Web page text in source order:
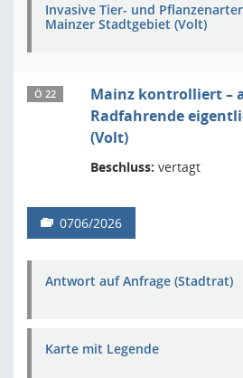
Invasive Tier- und
Mainzer Stadtgebiet (Volt)
Ö 22
Mainz kontrolliert –
Radfahrende
(Volt)
Beschluss: vertagt
0706/2026
Antwort auf Anfrage (Stadtrat)
Karte mit Legende